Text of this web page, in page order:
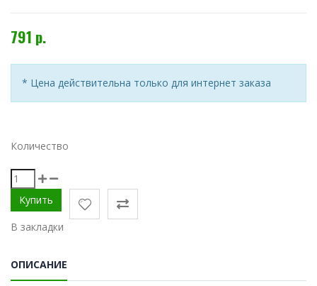
791 р.
* Цена действительна только для интернет заказа
Количество
В закладки
ОПИСАНИЕ